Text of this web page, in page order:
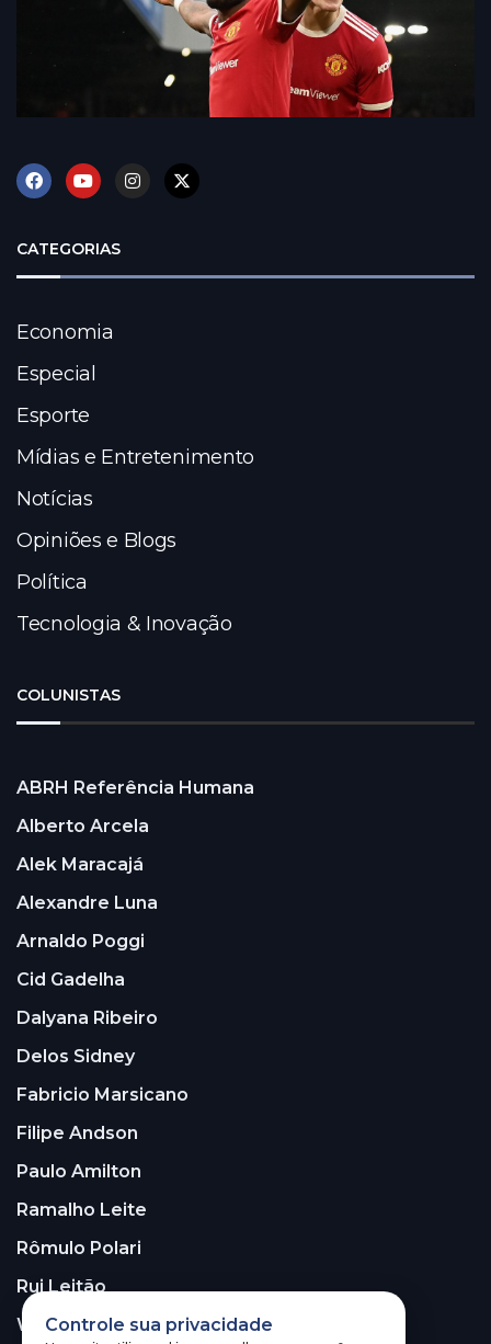
CATEGORIAS
Economia
Especial
Esporte
Mídias e Entretenimento
Notícias
Opiniões e Blogs
Política
Tecnologia & Inovação
COLUNISTAS
ABRH Referência Humana
Alberto Arcela
Alek Maracajá
Alexandre Luna
Arnaldo Poggi
Cid Gadelha
Dalyana Ribeiro
Delos Sidney
Fabricio Marsicano
Filipe Andson
Paulo Amilton
Ramalho Leite
Rômulo Polari
Rui Leitão
Walter Santos
Controle sua privacidade